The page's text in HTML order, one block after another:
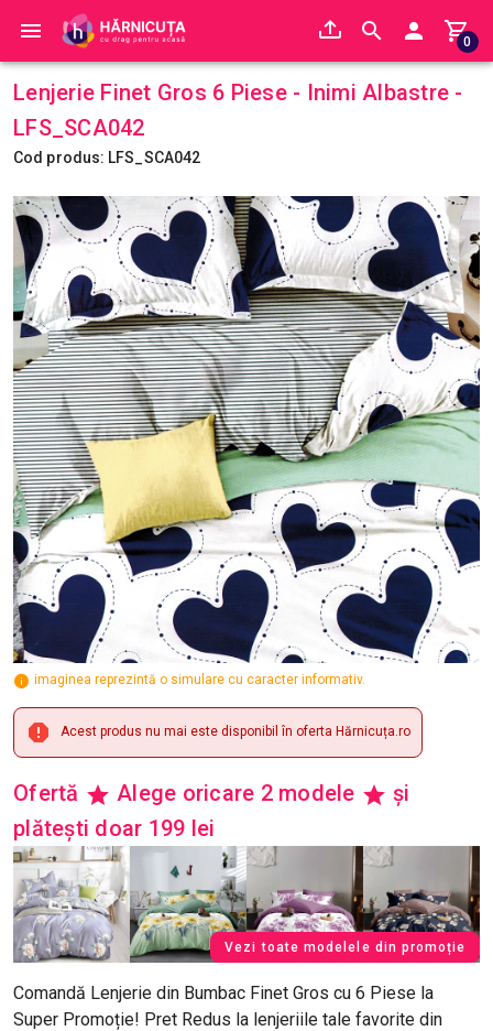
0
Lenjerie Finet Gros 6 Piese - Inimi Albastre -
LFS_SCA042
Cod produs: LFS_SCA042
imaginea reprezintă o simulare cu caracter informativ.
Acest produs nu mai este disponibil în oferta Hărnicuța.ro
Ofertă Alege oricare 2 modele
și
plătești doar 199 lei
Vezi toate modelele din promoție
Comandă Lenjerie din Bumbac Finet Gros cu 6 Piese la
Super Promoție! Pret Redus la lenjeriile tale favorite din